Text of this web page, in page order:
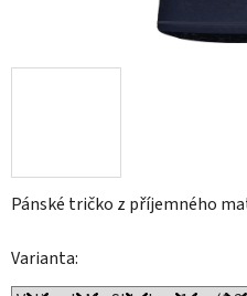
Pánské tričko z příjemného
Varianta: